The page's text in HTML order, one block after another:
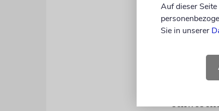
würde
zeitlichen
Leider
Auf dieser
Sie in unserer